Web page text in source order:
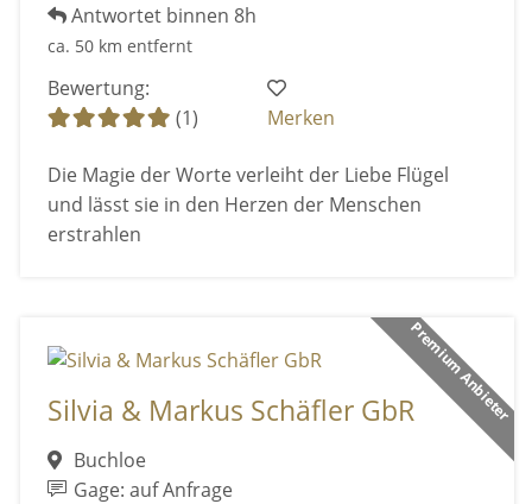
Antwortet binnen 8h
ca. 50 km entfernt
Bewertung:
(1)
Merken
Die Magie der Worte verleiht der Liebe Flügel
und lässt sie in den Herzen der Menschen
erstrahlen
Premium Anbieter
Silvia & Markus Schäfler GbR
Buchloe
Gage: auf Anfrage